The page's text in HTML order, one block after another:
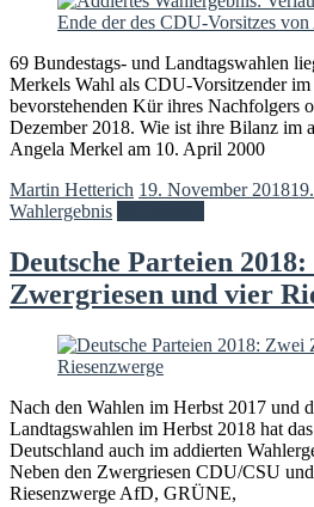
69 Bundestags- und Landtagswahlen
Merkels Wahl als CDU-Vorsitzender
bevorstehenden Kür ihres Nachfolgers
Dezember 2018. Wie ist ihre Bilanz im
Angela Merkel am 10. April 2000
Martin Hetterich 19. November 2018
Wahlergebnis
Deutsche Parteien
Zwergriesen und vier
Nach den Wahlen im Herbst 2017 und
Landtagswahlen im Herbst 2018 hat
Deutschland auch im addierten
Neben den Zwergriesen CDU/CSU
Riesenzwerge AfD, GRÜNE,